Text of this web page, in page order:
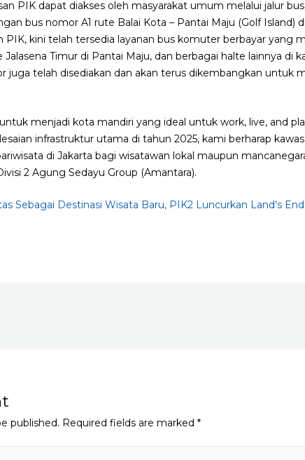
PIK dapat diakses oleh masyarakat umum melalui jalur
bus nomor A1 rute Balai Kota – Pantai Maju (Golf Island)
PIK, kini telah tersedia layanan bus komuter berbayar yang
Timur di Pantai Maju, dan berbagai halte lainnya di
juga telah disediakan dan akan terus dikembangkan untuk
menjadi kota mandiri yang ideal untuk work, live, and
infrastruktur utama di tahun 2025, kami berharap
di Jakarta bagi wisatawan lokal maupun
2 Agung Sedayu Group (Amantara).
Sebagai Destinasi Wisata Baru, PIK2 Luncurkan Land’s End
published. Required fields are marked*